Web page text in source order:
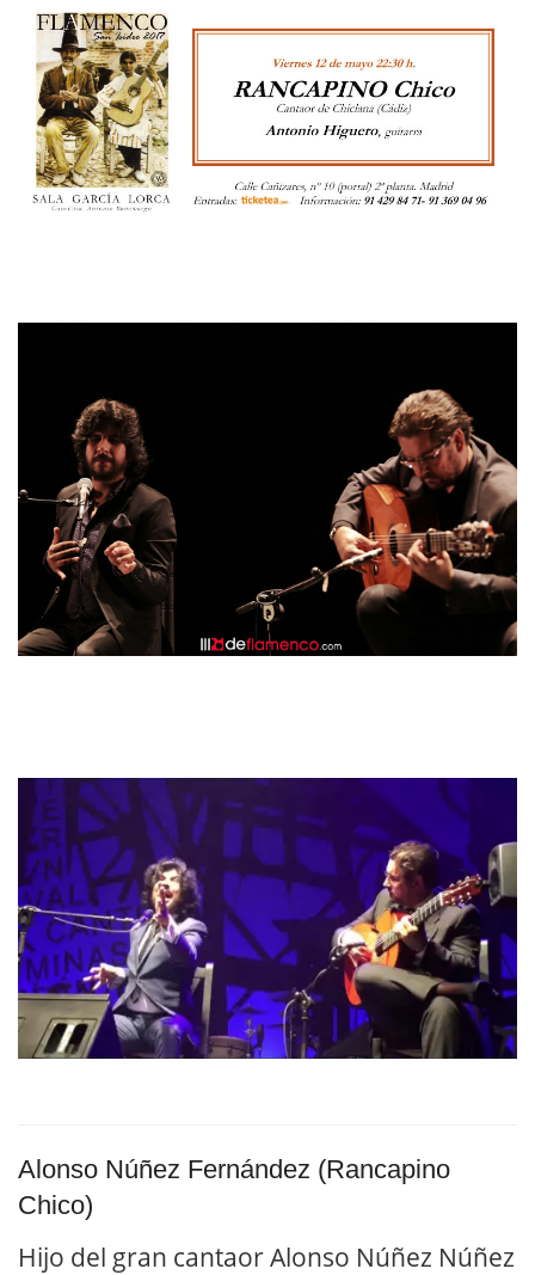
Alonso Núñez Fernández (Rancapino
Chico)
Hijo del gran cantaor Alonso Núñez Núñez